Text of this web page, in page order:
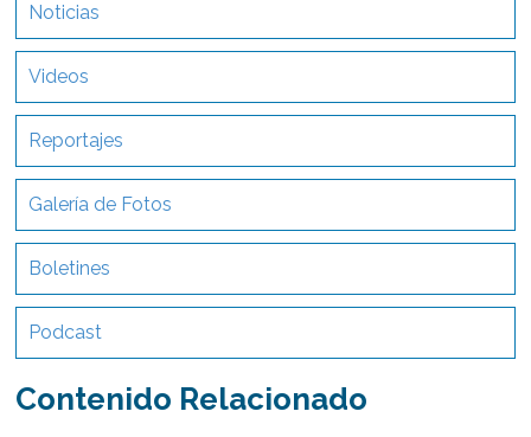
Noticias
Videos
Reportajes
Galería de Fotos
Boletines
Podcast
Contenido Relacionado